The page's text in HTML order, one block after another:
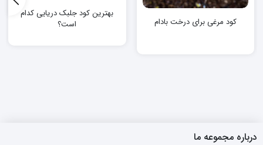
کود مرغی برای درخت بادام
بهترین کود جلبک دریایی کدام
است؟
درباره مجموعه ما